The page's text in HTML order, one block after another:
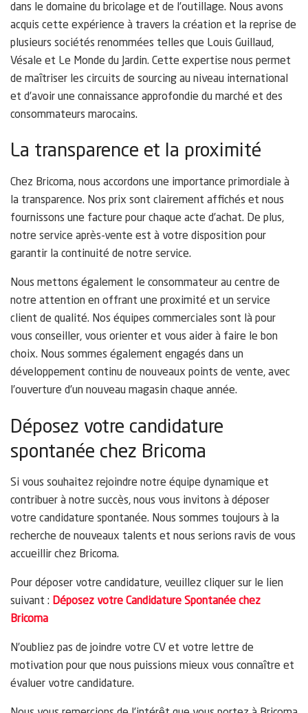
dans le domaine du bricolage et de l’outillage. Nous avons
acquis cette expérience à travers la création et la reprise de
plusieurs sociétés renommées telles que Louis Guillaud,
Vésale et Le Monde du Jardin. Cette expertise nous permet
de maîtriser les circuits de sourcing au niveau international
et d’avoir une connaissance approfondie du marché et des
consommateurs marocains.
La transparence et la proximité
Chez Bricoma, nous accordons une importance primordiale à
la transparence. Nos prix sont clairement affichés et nous
fournissons une facture pour chaque acte d’achat. De plus,
notre service après-vente est à votre disposition pour
garantir la continuité de notre service.
Nous mettons également le consommateur au centre de
notre attention en offrant une proximité et un service
client de qualité. Nos équipes commerciales sont là pour
vous conseiller, vous orienter et vous aider à faire le bon
choix. Nous sommes également engagés dans un
développement continu de nouveaux points de vente, avec
l’ouverture d’un nouveau magasin chaque année.
Déposez votre candidature
spontanée chez Bricoma
Si vous souhaitez rejoindre notre équipe dynamique et
contribuer à notre succès, nous vous invitons à déposer
votre candidature spontanée. Nous sommes toujours à la
recherche de nouveaux talents et nous serions ravis de vous
accueillir chez Bricoma.
Pour déposer votre candidature, veuillez cliquer sur le lien
suivant : Déposez votre Candidature Spontanée chez
Bricoma
N’oubliez pas de joindre votre CV et votre lettre de
motivation pour que nous puissions mieux vous connaître et
évaluer votre candidature.